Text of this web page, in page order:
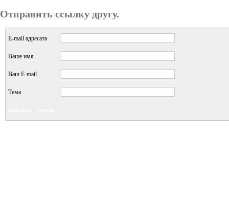
Отправить ссылку другу.
E-mail адресата
Ваше имя
Ваш E-mail
Тема